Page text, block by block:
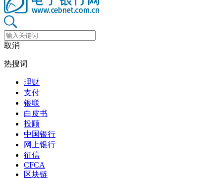
取消
热搜词
理财
支付
银联
白皮书
投顾
中国银行
网上银行
征信
CFCA
区块链